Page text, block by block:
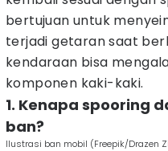
bertujuan untuk
terjadi getaran saat
kendaraan bisa
komponen kaki-kaki.
1. Kenapa spooring
ban?
Ilustrasi ban mobil (Freepik/Drazen